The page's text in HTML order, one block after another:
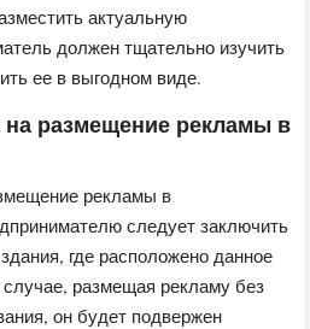
актуальную
должен тщательно изучить
ее в выгодном виде.
на размещение рекламы в
рекламы в
следует заключить
где расположено данное
размещая рекламу без
он будет подвержен